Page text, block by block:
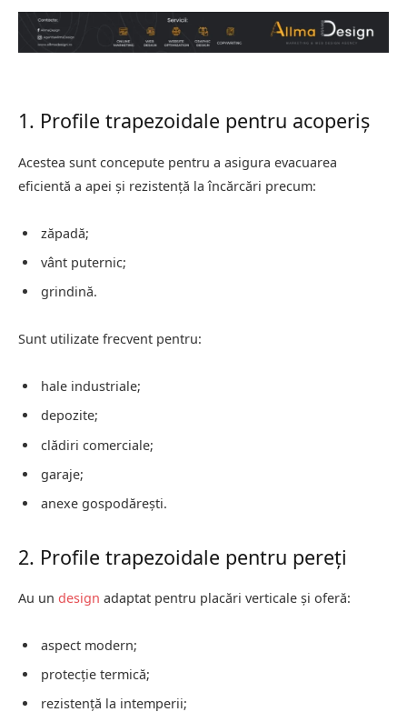
1. Profile trapezoidale pentru acoperiș
Acestea sunt concepute pentru a asigura evacuarea
eficientă a apei și rezistență la încărcări precum:
zăpadă;
vânt puternic;
grindină.
Sunt utilizate frecvent pentru:
hale industriale;
depozite;
clădiri comerciale;
garaje;
anexe gospodărești.
2. Profile trapezoidale pentru pereți
Au un design adaptat pentru placări verticale și oferă:
aspect modern;
protecție termică;
rezistență la intemperii;